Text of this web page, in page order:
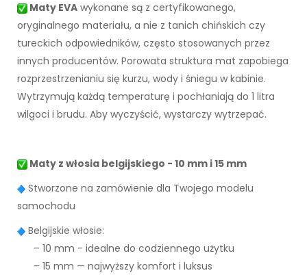
Maty EVA wykonane są z certyfikowanego,
oryginalnego materiału, a nie z tanich chińskich czy
tureckich odpowiedników, często stosowanych przez
innych producentów. Porowata struktura mat zapobiega
rozprzestrzenianiu się kurzu, wody i śniegu w kabinie.
Wytrzymują każdą temperaturę i pochłaniają do 1 litra
wilgoci i brudu. Aby wyczyścić, wystarczy wytrzepać.
Maty z włosia belgijskiego - 10 mm i 15 mm
Stworzone na zamówienie dla Twojego modelu
samochodu
Belgijskie włosie:
– 10 mm - idealne do codziennego użytku
– 15 mm — najwyższy komfort i luksus